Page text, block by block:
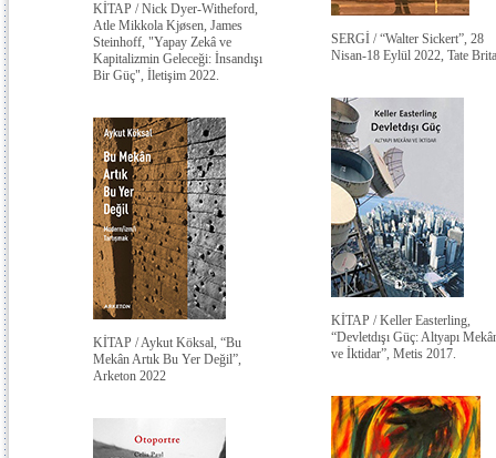
KİTAP / Nick Dyer-Witheford,
Atle Mikkola Kjøsen, James
Steinhoff, "Yapay Zekâ ve
Kapitalizmin Geleceği: İnsandışı
Bir Güç", İletişim 2022.
KİTAP / Aykut Köksal, “Bu
Mekân Artık Bu Yer Değil”,
Arketon 2022
SERGİ / “Walter Sickert”, 28
Nisan-18 Eylül 2022, Tate
KİTAP / Keller Easterling,
“Devletdışı Güç: Altyapı
ve İktidar”, Metis 2017.